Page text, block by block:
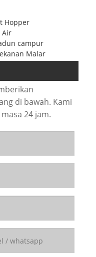
Hopper
Air
campur
Malar
di bawah. Kami
24 jam.